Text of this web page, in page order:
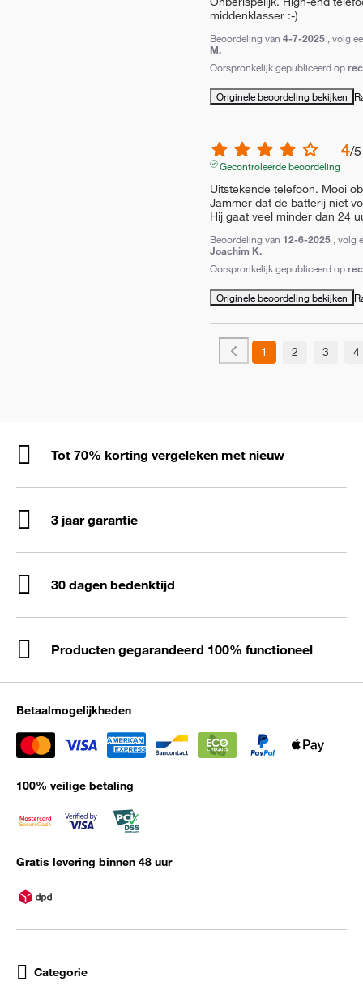
middenklasser :-)
Beoordeling van 4-7-2025 , volg
M.
Oorspronkelijk gepubliceerd op
Originele beoordeling bekijken
4/5
Gecontroleerde beoordeling
Uitstekende telefoon. Mooi
Jammer dat de batterij niet
Hij gaat veel minder dan 24
Beoordeling van 12-6-2025 , volg
Joachim K.
Oorspronkelijk gepubliceerd op
Originele beoordeling bekijken
1 2 3 4
Tot 70% korting vergeleken met nieuw
3 jaar garantie
30 dagen bedenktijd
Producten gegarandeerd 100% functioneel
Betaalmogelijkheden
100% veilige betaling
Gratis levering binnen 48 uur
Categorie